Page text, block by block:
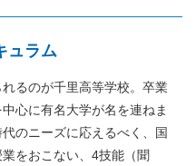
ュラム
るのが千里高等学校。卒業
心に有名大学が名を連ねま
のニーズに応えるべく、国
をおこない、4技能（聞